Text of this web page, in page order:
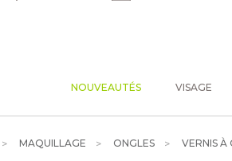
NOUVEAUTÉS VISAGE
MAQUILLAGE ONGLES VERNIS À